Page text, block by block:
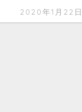
2020年1月22日